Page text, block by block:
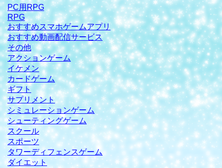
PC用RPG
RPG
おすすめスマホゲームアプリ
おすすめ動画配信サービス
その他
アクションゲーム
イケメン
カードゲーム
ギフト
サプリメント
シミュレーションゲーム
シューティングゲーム
スクール
スポーツ
タワーディフェンスゲーム
ダイエット